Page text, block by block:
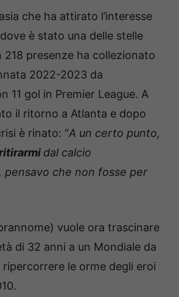
che ha attirato l’interesse
è stato una delle stelle
218 presenze ha collezionato
2022-2023 da
11 gol in Premier League. A
il ritorno a Atlanta e dopo
è rinato: “A un certo punto,
dal calcio
pensavo che non fosse per
vuole ora trascinare
di 32 anni a un Mondiale da
le orme degli eroi